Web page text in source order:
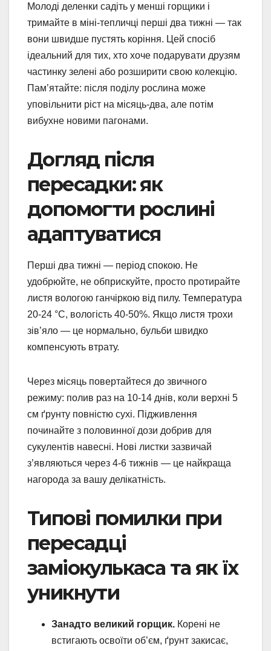
Молоді деленки садіть у менші горщики і
тримайте в міні-тепличці перші два тижні — так
вони швидше пустять коріння. Цей спосіб
ідеальний для тих, хто хоче подарувати друзям
частинку зелені або розширити свою колекцію.
Пам’ятайте: після поділу рослина може
уповільнити ріст на місяць-два, але потім
вибухне новими пагонами.
Догляд після
пересадки: як
допомогти рослині
адаптуватися
Перші два тижні — період спокою. Не
удобрюйте, не обприскуйте, просто протирайте
листя вологою ганчіркою від пилу. Температура
20-24 °C, вологість 40-50%. Якщо листя трохи
зів’яло — це нормально, бульби швидко
компенсують втрату.
Через місяць повертайтеся до звичного
режиму: полив раз на 10-14 днів, коли верхні 5
см ґрунту повністю сухі. Підживлення
починайте з половинної дози добрив для
сукулентів навесні. Нові листки зазвичай
з’являються через 4-6 тижнів — це найкраща
нагорода за вашу делікатність.
Типові помилки при
пересадці
заміокулькаса та як їх
уникнути
Занадто великий горщик. Корені не
встигають освоїти об’єм, ґрунт закисає,